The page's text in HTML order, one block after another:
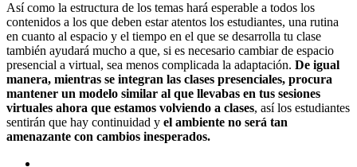
Así como la estructura de los temas hará esperable a todos los
contenidos a los que deben estar atentos los estudiantes, una rutina
en cuanto al espacio y el tiempo en el que se desarrolla tu clase
también ayudará mucho a que, si es necesario cambiar de espacio
presencial a virtual, sea menos complicada la adaptación. De igual
manera, mientras se integran las clases presenciales, procura
mantener un modelo similar al que llevabas en tus sesiones
virtuales ahora que estamos volviendo a clases, así los estudiantes
sentirán que hay continuidad y el ambiente no será tan
amenazante con cambios inesperados.